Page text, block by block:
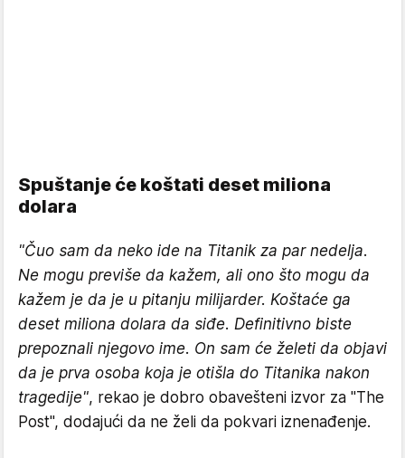
Spuštanje će koštati deset miliona
dolara
"Čuo sam da neko ide na Titanik za par nedelja.
Ne mogu previše da kažem, ali ono što mogu da
kažem je da je u pitanju milijarder. Koštaće ga
deset miliona dolara da siđe. Definitivno biste
prepoznali njegovo ime. On sam će želeti da objavi
da je prva osoba koja je otišla do Titanika nakon
tragedije", rekao je dobro obavešteni izvor za "The
Post", dodajući da ne želi da pokvari iznenađenje.